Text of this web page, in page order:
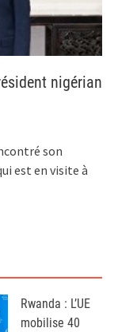
nigérian
son
est en visite à
Rwanda : L’UE
mobilise 40